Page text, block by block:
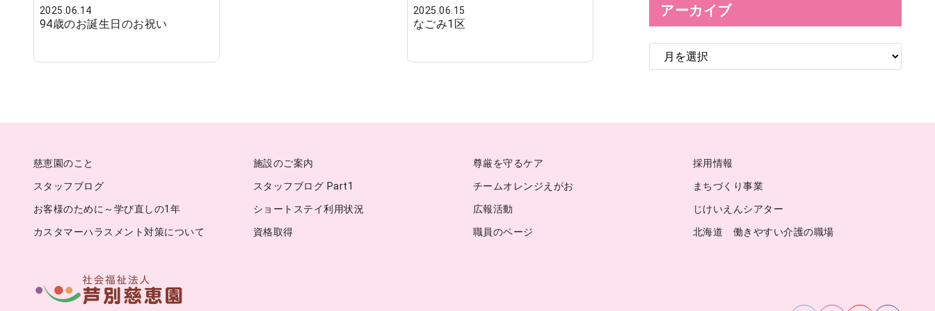
2025.06.14
94歳のお誕生日のお祝い
2025.06.15
なごみ1区
アーカイブ
ア
カ
慈恵園のこと 施設のご案内 尊厳を守るケア
採用情報
スタッフブログ
スタッフブログ Part1 チームオレンジえがお
まちづくり事業
お客様のために～学び直しの1年
ショートステイ利用状況 広報活動
じけいえんシアター
カスタマーハラスメント対策について
資格取得 職員のページ 北海道 働きやすい介護の職場